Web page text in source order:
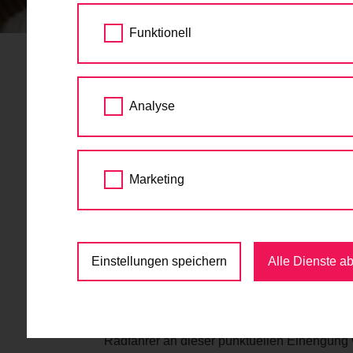
STARTSEITE AKTUELLES BAUSTELLE
Baustelle
Radfahrende
27.04.2021
der Urania bringen bis Ende Juni
Bei den Instandsetzungsarbeiten durch die
der näher bei der Urania liegt, gesperrt.
Radfahrer an dieser punktuellen
Funktionell
Analyse
Marketing
Einstellungen speichern Alle Dienste